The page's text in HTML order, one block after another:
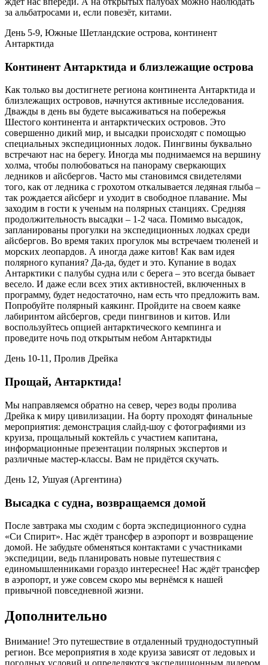
за альбатросами и, если повезёт, китами.
День 5-9, Южные Шетландские острова, континент
Антарктида
Континент Антарктида и близлежащие острова
Как только вы достигнете региона континента Антарктида и
близлежащих островов, начнутся активные исследования.
Дважды в день вы будете высаживаться на побережья
Шестого континента и антарктических островов. Это
совершенно дикий мир, и высадки происходят с помощью
специальных экспедиционных лодок. Пингвины буквально
встречают нас на берегу. Иногда мы поднимаемся на вершину
холма, чтобы полюбоваться на панораму сверкающих
ледников и айсбергов. Часто мы становимся свидетелями
того, как от ледника с грохотом откалывается ледяная глыба –
так рождается айсберг и уходит в свободное плавание. Мы
заходим в гости к ученым на полярных станциях. Средняя
продолжительность высадки – 1-2 часа. Помимо высадок,
запланированы прогулки на экспедиционных лодках среди
айсбергов. Во время таких прогулок мы встречаем тюленей и
морских леопардов. А иногда даже китов! Как вам идея
полярного купания? Да-да, будет и это. Купание в водах
Антарктики с палубы судна или с берега – это всегда бывает
весело. И даже если всех этих активностей, включенных в
программу, будет недостаточно, нам есть что предложить вам.
Попробуйте полярный каякинг. Пройдите на своем каяке
лабиринтом айсбергов, среди пингвинов и китов. Или
воспользуйтесь опцией антарктического кемпинга и
проведите ночь под открытым небом Антарктиды
День 10-11, Пролив Дрейка
Прощай, Антарктида!
Мы направляемся обратно на север, через воды пролива
Дрейка к миру цивилизации. На борту проходят финальные
мероприятия: демонстрация слайд-шоу с фотографиями из
круиза, прощальный коктейль с участием капитана,
информационные презентации полярных экспертов и
различные мастер-классы. Вам не придётся скучать.
День 12, Ушуая (Аргентина)
Высадка с судна, возвращаемся домой
После завтрака мы сходим с борта экспедиционного судна
«Си Спирит». Нас ждёт трансфер в аэропорт и возвращение
домой. Не забудьте обменяться контактами с участниками
экспедиции, ведь планировать новые путешествия с
единомышленниками гораздо интереснее! Нас ждёт трансфер
в аэропорт, и уже совсем скоро мы вернёмся к нашей
привычной повседневной жизни.
Дополнительно
Внимание! Это путешествие в отдаленный труднодоступный
регион. Все мероприятия в ходе круиза зависят от ледовых и